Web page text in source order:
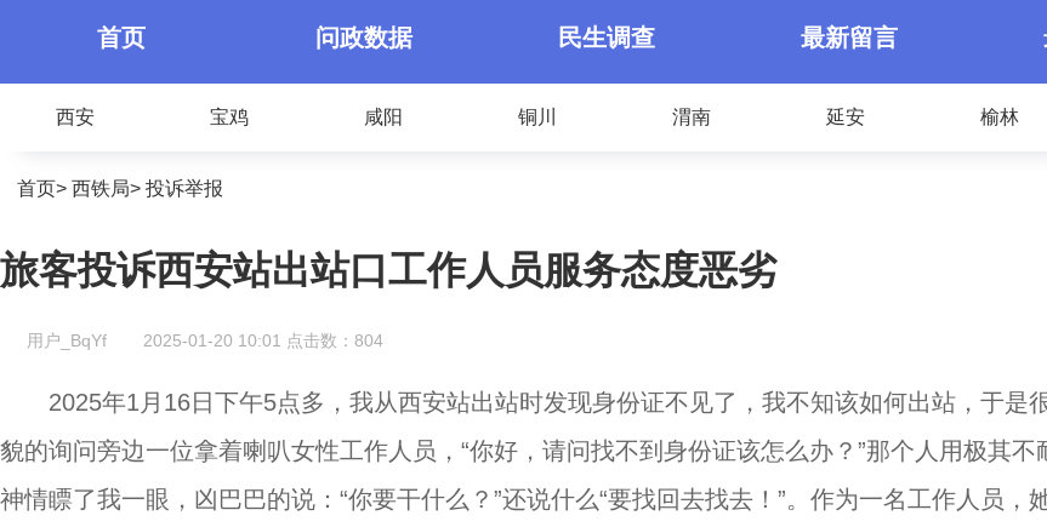
首页 问政数据 民生调查 最新留言
西安 宝鸡 咸阳 铜川 渭南 延安 榆林
首页> 西铁局> 投诉举报
旅客投诉西安站出站口工作人员服务态度恶劣
用户_BqYf 2025-01-20 10:01 点击数： 804
2025年1月16日下午5点多，我从西安站出站时发现身份证不见了，我不知该如何出站，于是
貌的询问旁边一位拿着喇叭女性工作人员，“你好，请问找不到身份证该怎么办？”那个人用极其不
神情瞟了我一眼，凶巴巴的说：“你要干什么？”还说什么“要找回去找去！”。作为一名工作人员，